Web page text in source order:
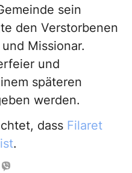
sein
den Verstorbenen
Missionar.
und
späteren
werden.
dass Filaret
.